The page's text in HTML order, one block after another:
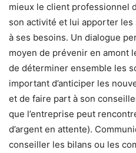
mieux le client professionnel
son activité et lui apporter
à ses besoins. Un dialogue
moyen de prévenir en amont
de déterminer ensemble les
important d’anticiper les
et de faire part à son
que l’entreprise peut
d’argent en attente).
conseiller les bilans ou les